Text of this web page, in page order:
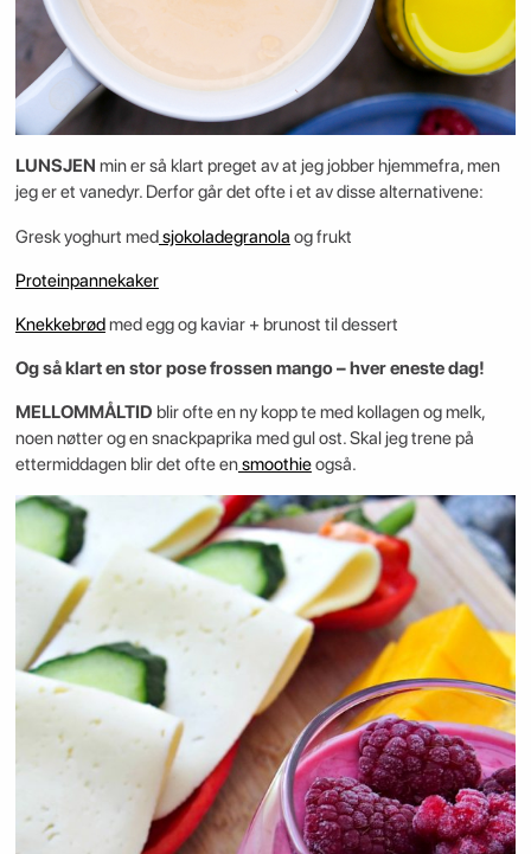
LUNSJEN min er så klart preget av at jeg jobber hjemmefra, men
jeg er et vanedyr. Derfor går det ofte i et av disse alternativene:
Gresk yoghurt medsjokoladegranola og frukt
Proteinpannekaker
Knekkebrødmed egg og kaviar + brunost til dessert
Og så klart en stor pose frossen mango – hver eneste dag!
MELLOMMÅLTID blir ofte en ny kopp te med kollagen og melk,
noen nøtter og en snackpaprika med gul ost. Skal jeg trene på
ettermiddagen blir det ofte ensmoothieogså.